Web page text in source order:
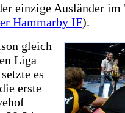
einzige Ausländer
Hammarby IF).
gleich
Liga
es
erste